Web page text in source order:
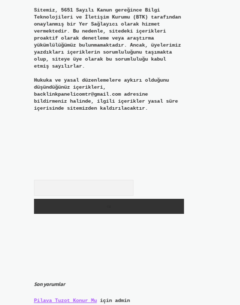
Sitemiz, 5651 Sayılı Kanun gereğince Bilgi
Teknolojileri ve İletişim Kurumu (BTK) tarafından
onaylanmış bir Yer Sağlayıcı olarak hizmet
vermektedir. Bu nedenle, sitedeki içerikleri
proaktif olarak denetleme veya araştırma
yükümlülüğümüz bulunmamaktadır. Ancak, üyelerimiz
yazdıkları içeriklerin sorumluluğunu taşımakta
olup, siteye üye olarak bu sorumluluğu kabul
etmiş sayılırlar.
Hukuka ve yasal düzenlemelere aykırı olduğunu
düşündüğünüz içerikleri,
backlinkpanelicomtr@gmail.comadresine
bildirmeniz halinde, ilgili içerikler yasal süre
içerisinde sitemizden kaldırılacaktır.
Son yorumlar
Pilava Tuzot Konur Muiçin admin